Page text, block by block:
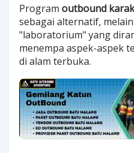
Program outbound
sebagai alternatif,
"laboratorium" yang
menempa aspek-aspek
di alam terbuka.